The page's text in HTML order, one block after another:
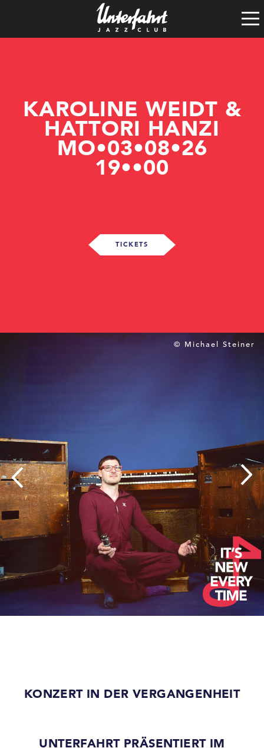
KAROLINE WEIDT &
HATTORI HANZI
MO•03•08•26
19••00
TICKETS
© Michael Steiner
KONZERT IN DER VERGANGENHEIT
UNTERFAHRT PRÄSENTIERT IM